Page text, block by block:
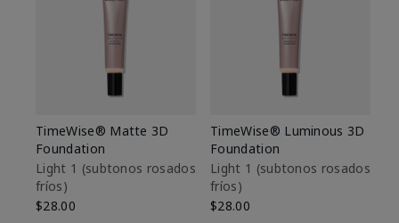
TimeWise® Matte 3D
Foundation
Light 1​ (subtonos rosados
fríos)
$28.00
TimeWise® Luminous 3D
Foundation
Light 1​ (subtonos rosados
fríos)
$28.00